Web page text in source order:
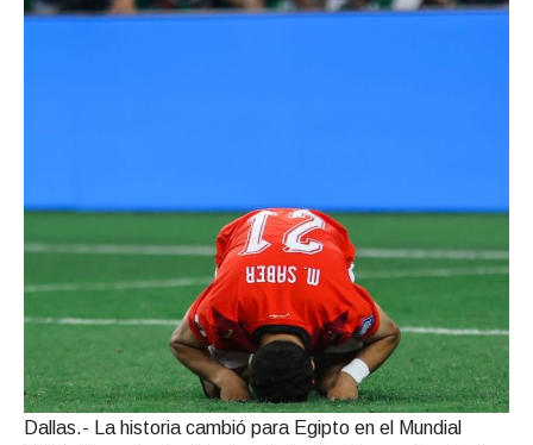
Dallas.- La historia cambió para Egipto en el Mundial